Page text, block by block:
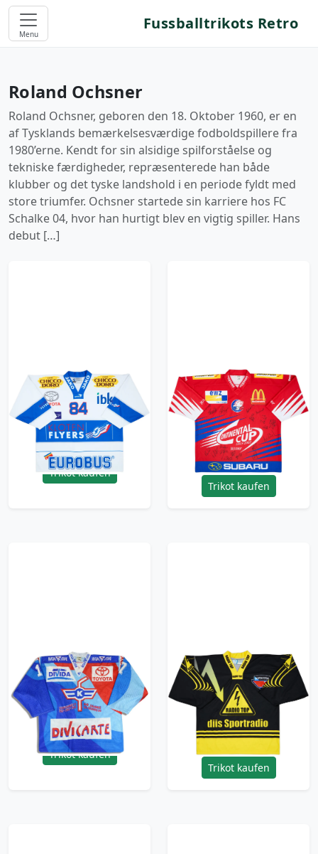
Menu
Fussballtrikots Retro
Roland Ochsner
Roland Ochsner, geboren den 18. Oktober 1960, er en
af Tysklands bemærkelsesværdige fodboldspillere fra
1980’erne. Kendt for sin alsidige spilforståelse og
tekniske færdigheder, repræsenterede han både
klubber og det tyske landshold i en periode fyldt med
store triumfer. Ochsner startede sin karriere hos FC
Schalke 04, hvor han hurtigt blev en vigtig spiller. Hans
debut […]
2005-06 Kloten Flyers
#84 Ochsner Hockey
Authentic Away Jersey
- 8/10 - (XL)
119.99£ · ca. €142
Trikot kaufen
2002 ZSC Lions
Sulander #31 'Signed'
Continental Cup
Ochsner Hockey
Jersey - 8/10 - (XL)
119.99£ · ca. €142
Trikot kaufen
1994-95 EHC Kloten
Celio #17 Ochsner
Signed Jersey (Home)
XL
95.99£ · ca. €113
Trikot kaufen
2008-09 Kloten Flyers
Radio Top Nordgren
#14 Ochsner Hockey
Alternate Jersey - 9/10
- (XL)
95.99£ · ca. €113
Trikot kaufen